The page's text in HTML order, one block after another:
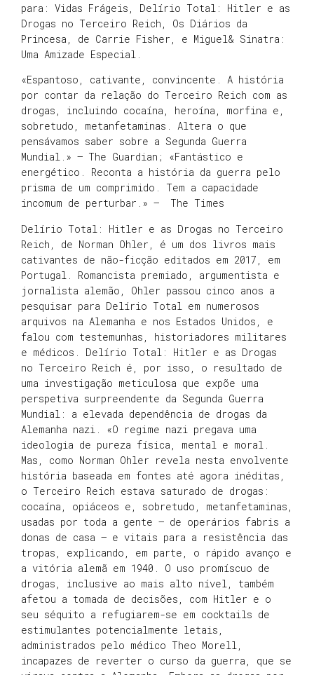
para: Vidas Frágeis, Delírio Total: Hitler e as
Drogas no Terceiro Reich, Os Diários da
Princesa, de Carrie Fisher, e Miguel& Sinatra:
Uma Amizade Especial.
«Espantoso, cativante, convincente. A história
por contar da relação do Terceiro Reich com as
drogas, incluindo cocaína, heroína, morfina e,
sobretudo, metanfetaminas. Altera o que
pensávamos saber sobre a Segunda Guerra
Mundial.» — The Guardian; «Fantástico e
energético. Reconta a história da guerra pelo
prisma de um comprimido. Tem a capacidade
incomum de perturbar.» — The Times
Delírio Total: Hitler e as Drogas no Terceiro
Reich, de Norman Ohler, é um dos livros mais
cativantes de não-ficção editados em 2017, em
Portugal. Romancista premiado, argumentista e
jornalista alemão, Ohler passou cinco anos a
pesquisar para Delírio Total em numerosos
arquivos na Alemanha e nos Estados Unidos, e
falou com testemunhas, historiadores militares
e médicos. Delírio Total: Hitler e as Drogas
no Terceiro Reich é, por isso, o resultado de
uma investigação meticulosa que expõe uma
perspetiva surpreendente da Segunda Guerra
Mundial: a elevada dependência de drogas da
Alemanha nazi. «O regime nazi pregava uma
ideologia de pureza física, mental e moral.
Mas, como Norman Ohler revela nesta envolvente
história baseada em fontes até agora inéditas,
o Terceiro Reich estava saturado de drogas:
cocaína, opiáceos e, sobretudo, metanfetaminas,
usadas por toda a gente — de operários fabris a
donas de casa — e vitais para a resistência das
tropas, explicando, em parte, o rápido avanço e
a vitória alemã em 1940. O uso promíscuo de
drogas, inclusive ao mais alto nível, também
afetou a tomada de decisões, com Hitler e o
seu séquito a refugiarem-se em cocktails de
estimulantes potencialmente letais,
administrados pelo médico Theo Morell,
incapazes de reverter o curso da guerra, que se